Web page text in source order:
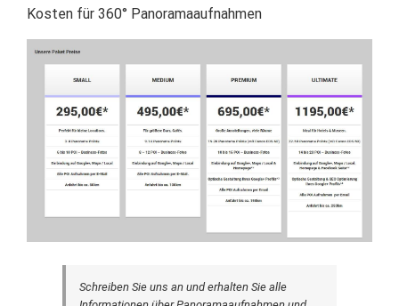
Kosten für 360° Panoramaaufnahmen
Schreiben Sie uns an und erhalten Sie alle